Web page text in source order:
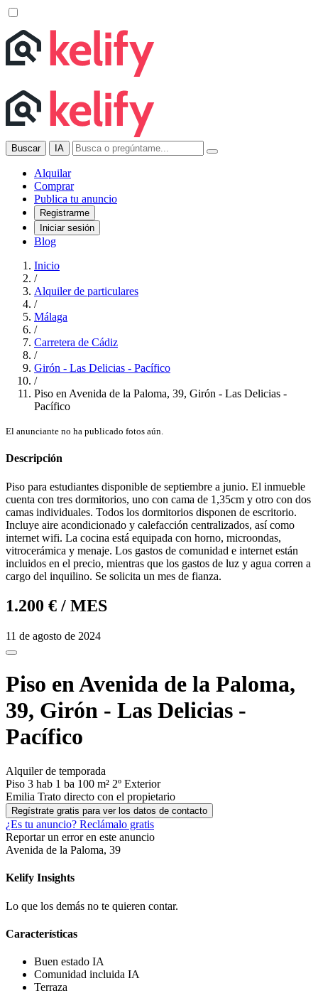
Buscar IA
Alquilar
Comprar
Publica tu anuncio
Registrarme
Iniciar sesión
Blog
Inicio
/
Alquiler de particulares
/
Málaga
/
Carretera de Cádiz
/
Girón - Las Delicias - Pacífico
/
Piso en Avenida de la Paloma, 39, Girón - Las Delicias -
Pacífico
El anunciante no ha publicado fotos aún.
Descripción
Piso para estudiantes disponible de septiembre a junio. El inmueble
cuenta con tres dormitorios, uno con cama de 1,35cm y otro con dos
camas individuales. Todos los dormitorios disponen de escritorio.
Incluye aire acondicionado y calefacción centralizados, así como
internet wifi. La cocina está equipada con horno, microondas,
vitrocerámica y menaje. Los gastos de comunidad e internet están
incluidos en el precio, mientras que los gastos de luz y agua corren a
cargo del inquilino. Se solicita un mes de fianza.
1.200 € / MES
11 de agosto de 2024
Piso en Avenida de la Paloma,
39, Girón - Las Delicias -
Pacífico
Alquiler de temporada
Piso 3 hab 1 ba 100 m² 2º Exterior
Emilia Trato directo con el propietario
Regístrate gratis para ver los datos de contacto
¿Es tu anuncio? Reclámalo gratis
Reportar un error en este anuncio
Avenida de la Paloma, 39
Kelify Insights
Lo que los demás no te quieren contar.
Características
Buen estado IA
Comunidad incluida IA
Terraza